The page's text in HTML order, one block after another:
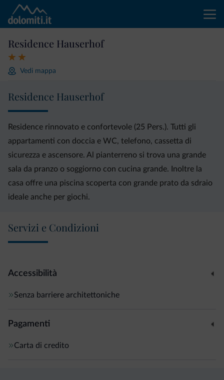
Residence Hauserhof
Vedi mappa
Residence Hauserhof
Residence rinnovato e confortevole (25 Pers.). Tutti gli
appartamenti con doccia e WC, telefono, cassetta di
sicurezza e ascensore. Al pianterreno si trova una grande
sala da pranzo o soggiorno con cucina grande. Inoltre la
casa offre una piscina scoperta con grande prato da sdraio
ideale anche per giochi.
Servizi e Condizioni
Accessibilità
Senza barriere architettoniche
Pagamenti
Carta di credito